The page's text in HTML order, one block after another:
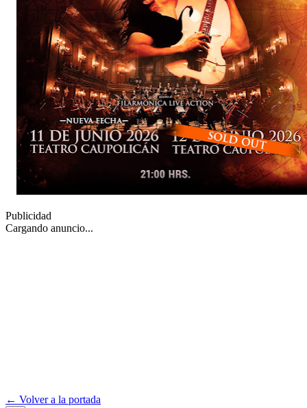
Publicidad
Cargando anuncio...
← Volver a la portada